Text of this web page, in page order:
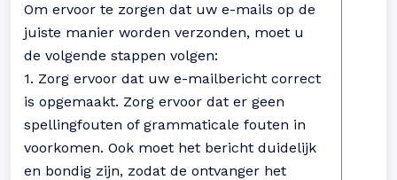
Om ervoor te zorgen dat uw e-mails op de
juiste manier worden verzonden, moet u
de volgende stappen volgen:
1. Zorg ervoor dat uw e-mailbericht correct
is opgemaakt. Zorg ervoor dat er geen
spellingfouten of grammaticale fouten in
voorkomen. Ook moet het bericht duidelijk
en bondig zijn, zodat de ontvanger het